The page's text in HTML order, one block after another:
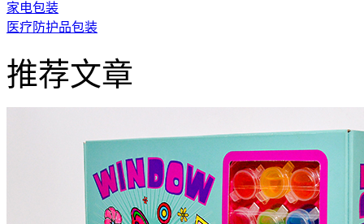
家电包装
医疗防护品包装
推荐文章